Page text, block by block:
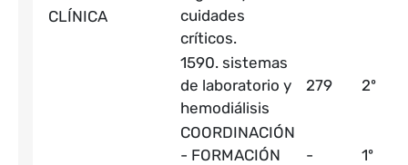
CLÍNICA
cuidades
críticos.
1590. sistemas
de laboratorio y
hemodiálisis
279 2º
COORDINACIÓN
- FORMACIÓN
- 1º